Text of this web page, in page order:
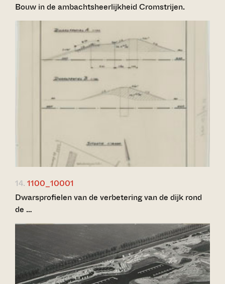
Bouw in de ambachtsheerlijkheid Cromstrijen.
14. 1100_10001
Dwarsprofielen van de verbetering van de dijk rond
de …